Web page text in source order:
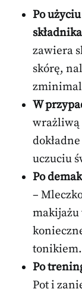
Po
zawiera
skórę,
W
wrażliwą
uczuciu
Po
–
makijażu
tonikiem.
Po
Pot i